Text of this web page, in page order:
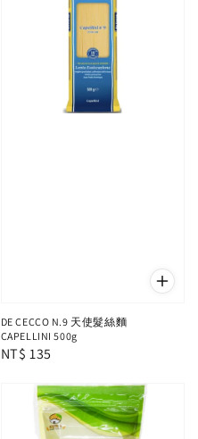
DE CECCO N.9 天使髮絲麵
CAPELLINI 500g
Regular
NT$ 135